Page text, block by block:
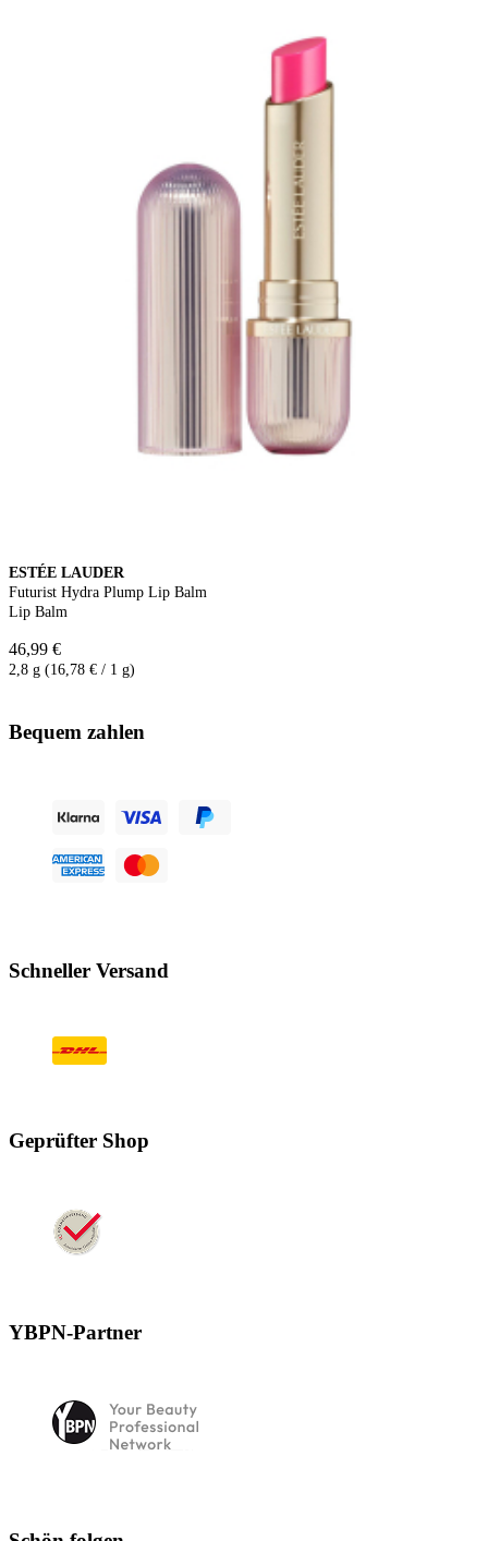
ESTÉE LAUDER
Futurist Hydra Plump Lip Balm
Lip Balm
46,99 €
2,8 g (16,78 € / 1 g)
Bequem zahlen
Schneller Versand
Geprüfter Shop
YBPN-Partner